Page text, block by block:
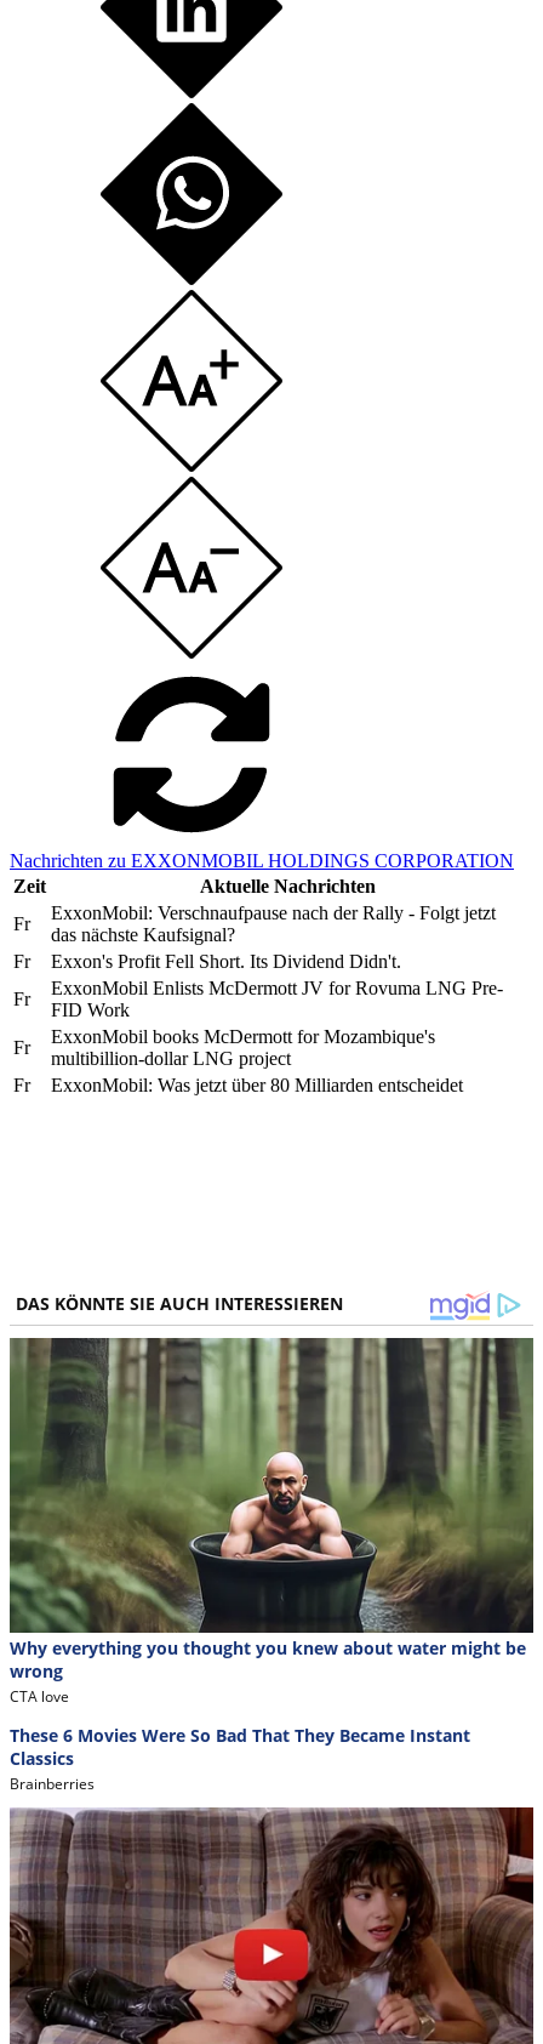
Nachrichten zu EXXONMOBIL HOLDINGS CORPORATION
Zeit
Aktuelle Nachrichten
Fr
ExxonMobil: Verschnaufpause nach der Rally - Folgt jetzt
das nächste Kaufsignal?
Fr
Exxon's Profit Fell Short. Its Dividend Didn't.
Fr
ExxonMobil Enlists McDermott JV for Rovuma LNG Pre-
FID Work
Fr
ExxonMobil books McDermott for Mozambique's
multibillion-dollar LNG project
Fr
ExxonMobil: Was jetzt über 80 Milliarden entscheidet